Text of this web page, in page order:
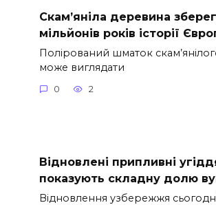
Скам’яніла деревина
мільйонів років історії
Полірований шматок
може виглядати
0 2
Відновлені припливні
показують складну долю
Відновлення узбережжя